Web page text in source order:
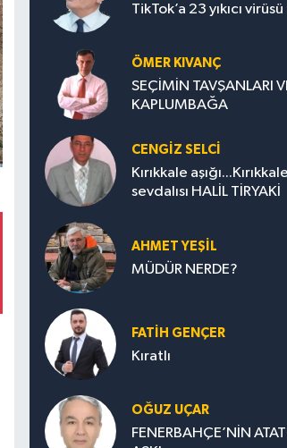
TikTok’a 23 yıkıcı virüsü
ÖMER KIVANÇ
SEÇİMİN TAVŞANLARI
KAPLUMBAĞA
CENGİZ SELCİ
Kırıkkale aşığı...Kırıkkale
sevdalısı HALİL TİRYAKİ
AHMET YEŞİL
MÜDÜR NERDE?
FATIH GENÇER
Kıratlı
OĞUZ UÇAR
FENERBAHÇE’NİN